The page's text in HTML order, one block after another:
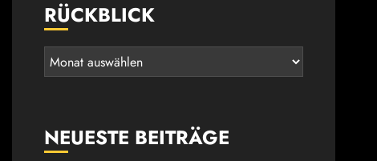
RÜCKBLICK
Rückblick
NEUESTE BEITRÄGE